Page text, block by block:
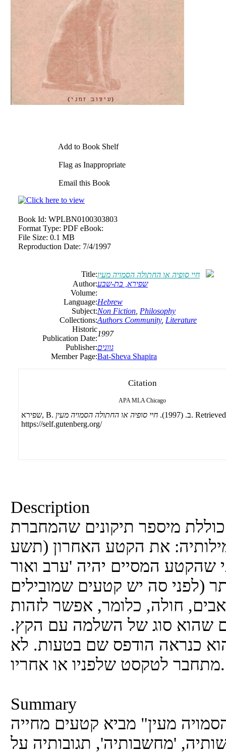
Add to Book Shelf
Flag as Inappropriate
Email this Book
Book Id: WPLBN0100303803
Format Type: PDF eBook:
File Size: 0.1 MB
Reproduction Date: 7/4/1997
Title:חיי סופיה או החתולה הסמויה מעין
Author:שפירא, בת-שבע
Volume:
Language:Hebrew
Subject:Non Fiction Philosophy
Collections:Authors Community, Literature
Historic
Publication Date:
1997
Publisher:גוונים
Member Page:Bat-Sheva Shapira
Citation
APA MLA Chicago
שפירא, B. ב. (1997). חיי סופיה או החתולה הסמויה מעין
.
https://self.gutenberg.org/
Description
מיספר תיקונים שהמחברת
את הקטע האחרון (תשע
שהקטע המסיים יהיה 'ערב ואור
(לפני סה יש קטעים שמובילים
חולה, כלומר, אפשר לזהות
שהוא סוג של השלמה עם הקץ.
כנראה הודפס שם בטעות. לא
אחריו."
Summary
מעין" מביא קטעים מחייה
'מחשבותיה', תגובותיה על